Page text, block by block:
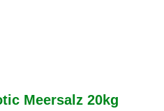
Meersalz 20kg